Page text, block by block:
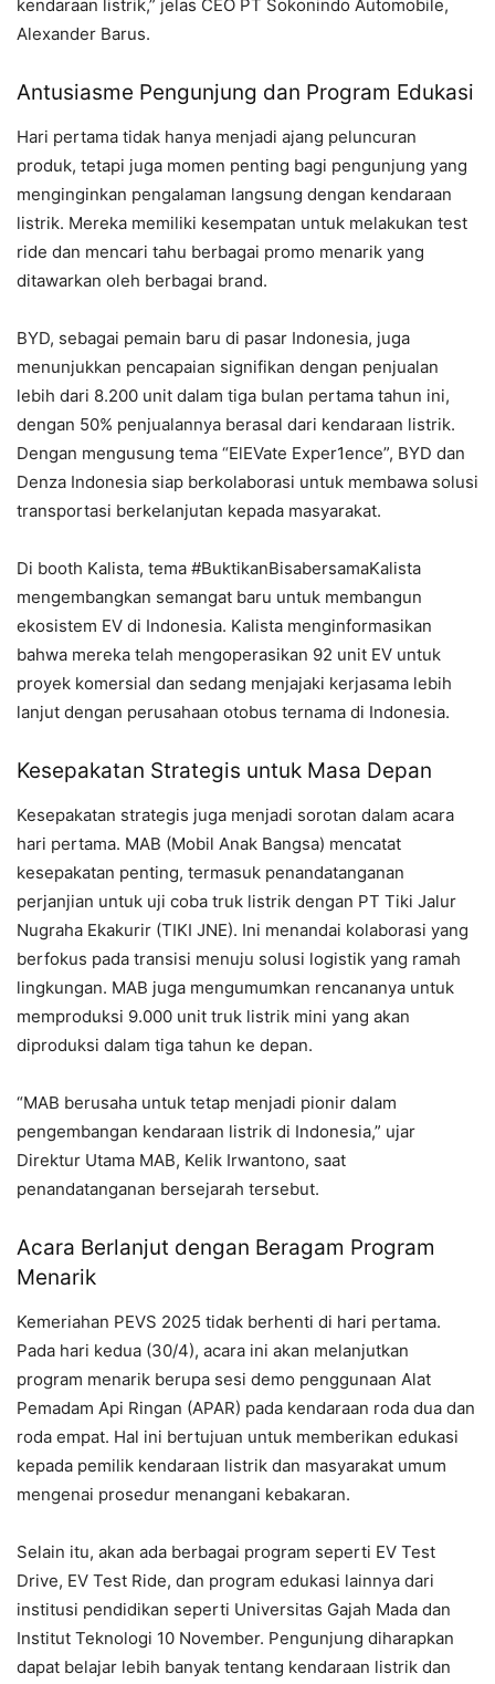
kendaraan listrik,” jelas CEO PT Sokonindo Automobile,
Alexander Barus.
Antusiasme Pengunjung dan Program Edukasi
Hari pertama tidak hanya menjadi ajang peluncuran
produk, tetapi juga momen penting bagi pengunjung yang
menginginkan pengalaman langsung dengan kendaraan
listrik. Mereka memiliki kesempatan untuk melakukan test
ride dan mencari tahu berbagai promo menarik yang
ditawarkan oleh berbagai brand.
BYD, sebagai pemain baru di pasar Indonesia, juga
menunjukkan pencapaian signifikan dengan penjualan
lebih dari 8.200 unit dalam tiga bulan pertama tahun ini,
dengan 50% penjualannya berasal dari kendaraan listrik.
Dengan mengusung tema “ElEVate Exper1ence”, BYD dan
Denza Indonesia siap berkolaborasi untuk membawa solusi
transportasi berkelanjutan kepada masyarakat.
Di booth Kalista, tema #BuktikanBisabersamaKalista
mengembangkan semangat baru untuk membangun
ekosistem EV di Indonesia. Kalista menginformasikan
bahwa mereka telah mengoperasikan 92 unit EV untuk
proyek komersial dan sedang menjajaki kerjasama lebih
lanjut dengan perusahaan otobus ternama di Indonesia.
Kesepakatan Strategis untuk Masa Depan
Kesepakatan strategis juga menjadi sorotan dalam acara
hari pertama. MAB (Mobil Anak Bangsa) mencatat
kesepakatan penting, termasuk penandatanganan
perjanjian untuk uji coba truk listrik dengan PT Tiki Jalur
Nugraha Ekakurir (TIKI JNE). Ini menandai kolaborasi yang
berfokus pada transisi menuju solusi logistik yang ramah
lingkungan. MAB juga mengumumkan rencananya untuk
memproduksi 9.000 unit truk listrik mini yang akan
diproduksi dalam tiga tahun ke depan.
“MAB berusaha untuk tetap menjadi pionir dalam
pengembangan kendaraan listrik di Indonesia,” ujar
Direktur Utama MAB, Kelik Irwantono, saat
penandatanganan bersejarah tersebut.
Acara Berlanjut dengan Beragam Program
Menarik
Kemeriahan PEVS 2025 tidak berhenti di hari pertama.
Pada hari kedua (30/4), acara ini akan melanjutkan
program menarik berupa sesi demo penggunaan Alat
Pemadam Api Ringan (APAR) pada kendaraan roda dua dan
roda empat. Hal ini bertujuan untuk memberikan edukasi
kepada pemilik kendaraan listrik dan masyarakat umum
mengenai prosedur menangani kebakaran.
Selain itu, akan ada berbagai program seperti EV Test
Drive, EV Test Ride, dan program edukasi lainnya dari
institusi pendidikan seperti Universitas Gajah Mada dan
Institut Teknologi 10 November. Pengunjung diharapkan
dapat belajar lebih banyak tentang kendaraan listrik dan